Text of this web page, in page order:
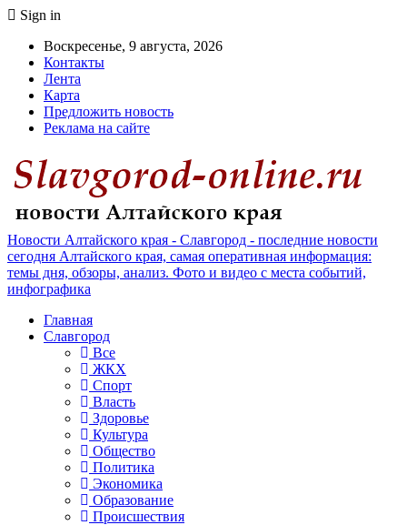
Sign in
Воскресенье, 9 августа, 2026
Контакты
Лента
Карта
Предложить новость
Реклама на сайте
Новости Алтайского края - Славгород - последние новости
сегодня Алтайского края, самая оперативная информация:
темы дня, обзоры, анализ. Фото и видео с места событий,
инфографика
Главная
Славгород
Все
ЖКХ
Спорт
Власть
Здоровье
Культура
Общество
Политика
Экономика
Образование
Происшествия